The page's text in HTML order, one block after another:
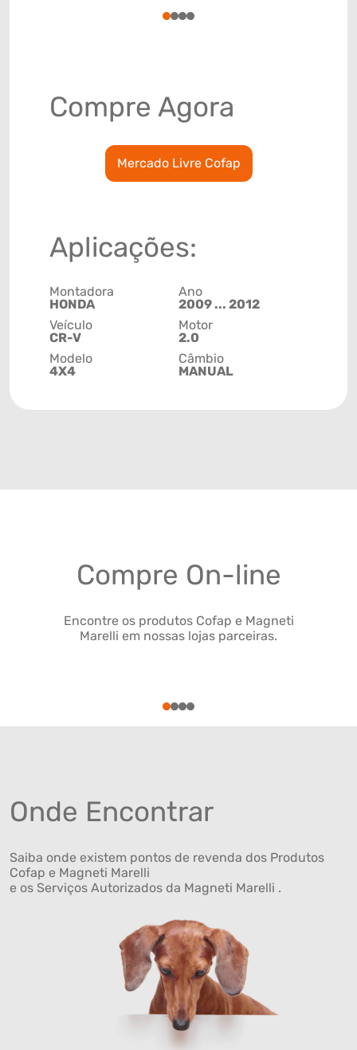
1234
Compre Agora
Mercado Livre Cofap
Aplicações:
Montadora
HONDA
Veículo
CR-V
Modelo
4X4
Ano
2009 ... 2012
Motor
2.0
Câmbio
MANUAL
Compre On-line
Encontre os produtos Cofap e Magneti
Marelli em nossas lojas parceiras.
1234
Onde Encontrar
Saiba onde existem pontos de revenda dos Produtos
Cofap e Magneti Marelli
e os Serviços Autorizados da Magneti Marelli .